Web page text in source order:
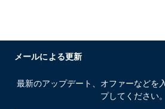
メールによる更新
最新のアップデート、オファーなどを
プしてください。